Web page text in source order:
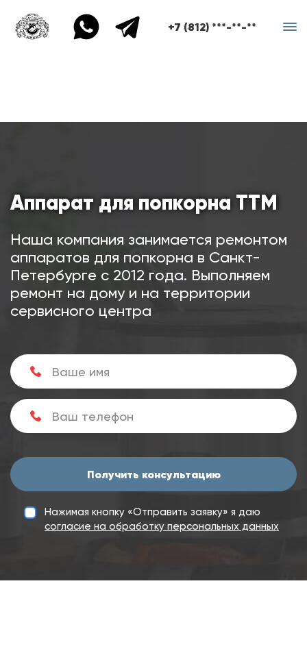
+7 (812) ***-**-**
Аппарат для попкорна ТТМ
Наша компания занимается ремонтом
аппаратов для попкорна в Санкт-
Петербурге с 2012 года. Выполняем
ремонт на дому и на территории
сервисного центра
Получить консультацию
Нажимая кнопку «Отправить заявку» я даю
согласие на обработку персональных данных